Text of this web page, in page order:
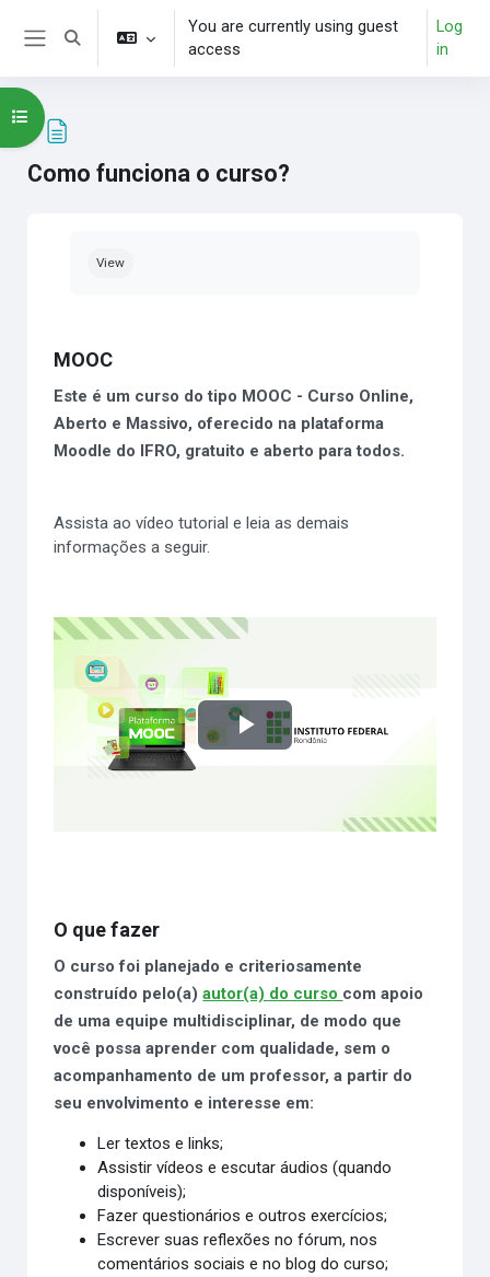
Skip to main content
Toggle search input
You are currently using guest
access
Log
in
Como funciona o curso?
Open course index
View
MOOC
Este é um curso do tipo MOOC - Curso Online,
Aberto e Massivo, oferecido na plataforma
Moodle do IFRO, gratuito e aberto para todos.
Assista ao vídeo tutorial e leia as demais
informações a seguir.
Play
O que fazer
O curso foi planejado e criteriosamente
construído pelo(a)autor(a) do curso com apoio
de uma equipe multidisciplinar, de modo que
você possa aprender com qualidade, sem o
acompanhamento de um professor, a partir do
seu envolvimento e interesse em:
Ler textos e links;
Assistir vídeos e escutar áudios (quando
disponíveis);
Fazer questionários e outros exercícios;
Escrever suas reflexões no fórum, nos
comentários sociais e no blog do curso;